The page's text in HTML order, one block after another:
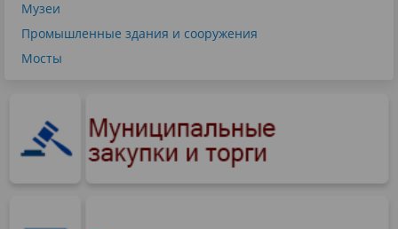
Музеи
Промышленные здания и сооружения
Мосты